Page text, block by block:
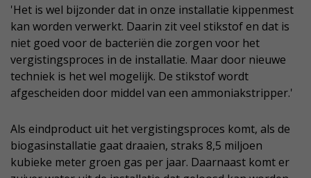
'Het is wel bijzonder dat in onze installatie kippenmest
kan worden verwerkt. Daarin zit veel stikstof en dat is
niet goed voor de bacteriën die zorgen voor het
vergistingsproces in de installatie. Maar door nieuwe
techniek is het wel mogelijk. De stikstof wordt
afgescheiden door middel van een ammoniakstripper.'
Als eindproduct uit het vergistingsproces komt, als de
biogasinstallatie gaat draaien, straks 8,5 miljoen
kubieke meter groen gas per jaar. Daarnaast komt er